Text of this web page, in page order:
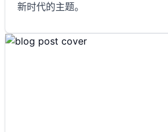
新时代的主题。